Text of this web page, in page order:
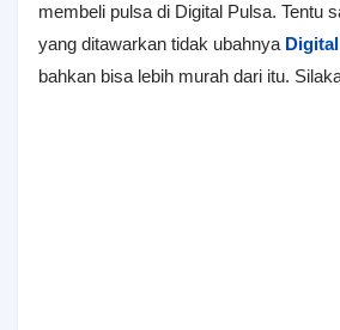
membeli pulsa di Digital Pulsa. Tentu
yang ditawarkan tidak ubahnya
bahkan bisa lebih murah dari itu.